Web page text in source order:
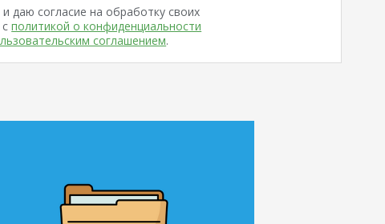
даю согласие на обработку своих
сполитикой о конфиденциальности
соглашением.